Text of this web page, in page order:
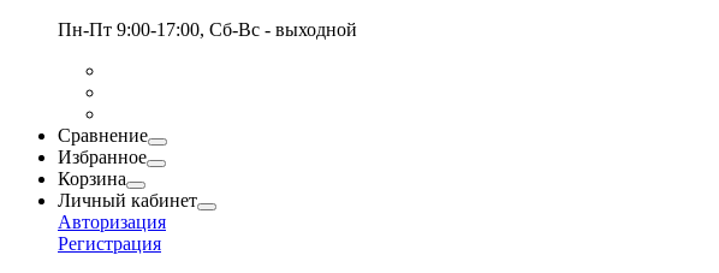
Пн-Пт 9:00-17:00, Сб-Вс - выходной
Сравнение
Избранное
Корзина
Личный кабинет
Авторизация
Регистрация